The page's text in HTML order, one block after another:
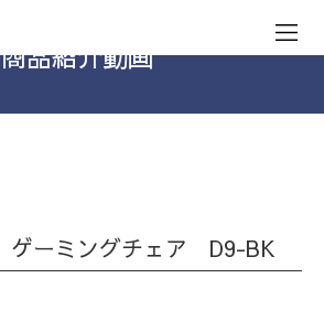
商品紹介動画
ゲーミングチェア D9-BK